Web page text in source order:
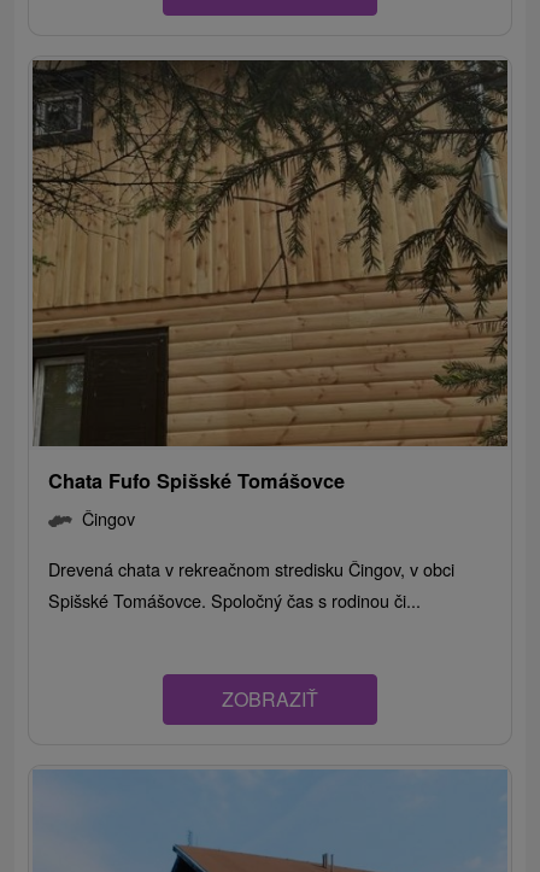
Chata Fufo Spišské Tomášovce
Čingov
Drevená chata v rekreačnom stredisku Čingov, v obci
Spišské Tomášovce. Spoločný čas s rodinou či...
ZOBRAZIŤ